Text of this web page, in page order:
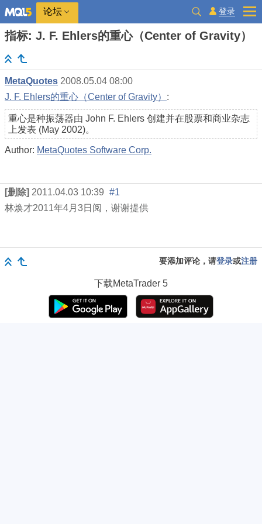
论坛 登录
指标: J. F. Ehlers的重心（Center of Gravity）
MetaQuotes 2008.05.04 08:00
J. F. Ehlers的重心（Center of Gravity） :
重心是种振荡器由 John F. Ehlers 创建并在股票和商业杂志
上发表 (May 2002)。
Author: MetaQuotes Software Corp.
[删除] 2011.04.03 10:39 #1
林焕才2011年4月 3日阅，谢谢提供
要添加评论，请登录或注册
下载MetaTrader 5